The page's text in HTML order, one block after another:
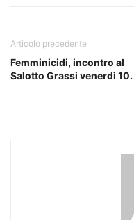
Articolo precedente
Femminicidi, incontro al
Salotto Grassi venerdì 10.